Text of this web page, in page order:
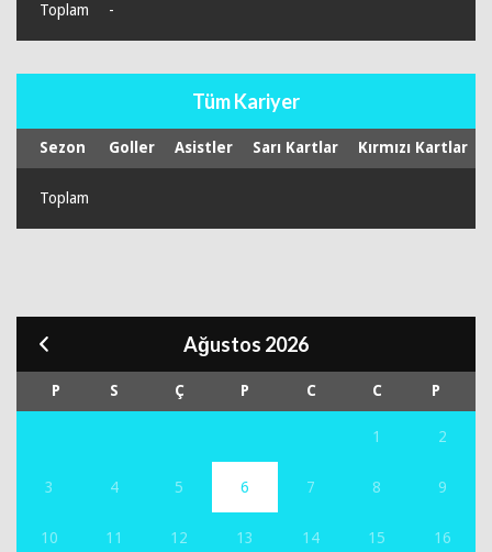
Toplam -
Tüm Kariyer
Sezon Goller Asistler Sarı Kartlar Kırmızı Kartlar
Toplam
Ağustos 2026
P S Ç P C C P
1 2
3 4 5 6 7 8 9
10 11 12 13 14 15 16